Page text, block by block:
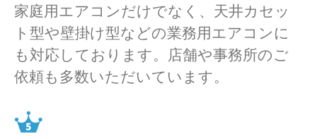
家庭用エアコンだけでなく、天井カセッ
ト型や壁掛け型などの業務用エアコンに
も対応しております。店舗や事務所のご
依頼も多数いただいています。